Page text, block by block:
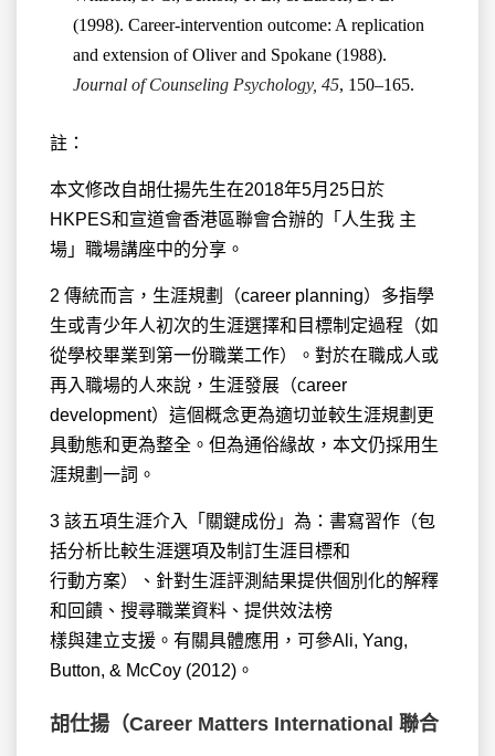
(1998). Career-intervention outcome: A replication
and extension of Oliver and Spokane (1988).
Journal of Counseling Psychology, 45, 150–165.
註：
本文修改自胡仕揚先生在2018年5月25日於
HKPES和宣道會香港區聯會合辦的「人生我 主
場」職場講座中的分享。
2 傳統而言，生涯規劃（career planning）多指學
生或青少年人初次的生涯選擇和目標制定過程（如
從學校畢業到第一份職業工作）。對於在職成人或
再入職場的人來說，生涯發展（career
development）這個概念更為適切並較生涯規劃更
具動態和更為整全。但為通俗緣故，本文仍採用生
涯規劃一詞。
3 該五項生涯介入「關鍵成份」為：書寫習作（包
括分析比較生涯選項及制訂生涯目標和
行動方案）、針對生涯評測結果提供個別化的解釋
和回饋、搜尋職業資料、提供效法榜
樣與建立支援。有關具體應用，可參Ali, Yang,
Button, & McCoy (2012)。
胡仕揚（Career Matters International 聯合